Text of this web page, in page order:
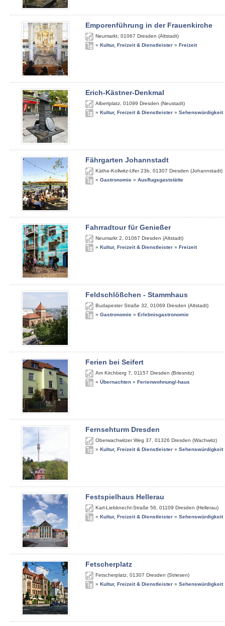
Emporenführung in der Frauenkirche
Neumarkt 01067 Dresden (Altstadt)
» Kultur, Freizeit & Dienstleister » Freizeit
Erich-Kästner-Denkmal
Albertplatz 01099 Dresden (Neustadt)
» Kultur, Freizeit & Dienstleister » Sehenswürdigkeit
Fährgarten Johannstadt
Käthe-Kollwitz-Ufer 23b 01307 Dresden (Johannstadt)
» Gastronomie » Ausflugsgaststätte
Fahrradtour für Genießer
Neumarkt 2 01067 Dresden (Altstadt)
» Kultur, Freizeit & Dienstleister » Freizeit
Feldschlößchen - Stammhaus
Budapester Straße 32 01069 Dresden (Altstadt)
» Gastronomie » Erlebnisgastronomie
Ferien bei Seifert
Am Kirchberg 7 01157 Dresden (Briesnitz)
» Übernachten » Ferienwohnung/-haus
Fernsehturm Dresden
Oberwachwitzer Weg 37 01326 Dresden (Wachwitz)
» Kultur, Freizeit & Dienstleister » Sehenswürdigkeit
Festspielhaus Hellerau
Karl-Liebknecht-Straße 56 01109 Dresden (Hellerau)
» Kultur, Freizeit & Dienstleister » Sehenswürdigkeit
Fetscherplatz
Fetscherplatz 01307 Dresden (Striesen)
» Kultur, Freizeit & Dienstleister » Sehenswürdigkeit